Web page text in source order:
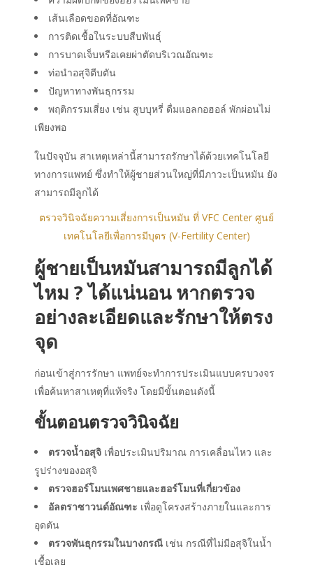
เส้นเลือดขอดที่อัณฑะ
การติดเชื้อในระบบสืบพันธุ์
การบาดเจ็บหรือเคยผ่าตัดบริเวณอัณฑะ
ท่อนำอสุจิตีบตัน
ปัญหาทางพันธุกรรม
พฤติกรรมเสี่ยง เช่น สูบบุหรี่ ดื่มแอลกอฮอล์ พักผ่อนไม่
เพียงพอ
ในปัจจุบัน สาเหตุเหล่านี้สามารถรักษาได้ด้วยเทคโนโลยี
ทางการแพทย์ ซึ่งทำให้ผู้ชายส่วนใหญ่ที่มีภาวะเป็นหมัน ยัง
สามารถมีลูกได้
ตรวจวินิจฉัยความเสี่ยงการเป็นหมัน ที่ VFC Center ศูนย์
เทคโนโลยีเพื่อการมีบุตร (V-Fertility Center)
ผู้ชายเป็นหมันสามารถมีลูกได้
ไหม ? ได้แน่นอน หากตรวจ
อย่างละเอียดและรักษาให้ตรง
จุด
ก่อนเข้าสู่การรักษา แพทย์จะทำการประเมินแบบครบวงจร
เพื่อค้นหาสาเหตุที่แท้จริง โดยมีขั้นตอนดังนี้
ขั้นตอนตรวจวินิจฉัย
ตรวจน้ำอสุจิ เพื่อประเมินปริมาณ การเคลื่อนไหว และ
รูปร่างของอสุจิ
ตรวจฮอร์โมนเพศชายและฮอร์โมนที่เกี่ยวข้อง
อัลตราซาวนด์อัณฑะ เพื่อดูโครงสร้างภายในและการ
อุดตัน
ตรวจพันธุกรรมในบางกรณี เช่น กรณีที่ไม่มีอสุจิในน้ำ
เชื้อเลย